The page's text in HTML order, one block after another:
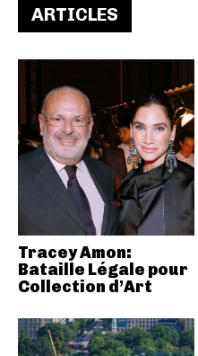
ARTICLES
Tracey Amon:
Bataille Légale pour
Collection d’Art